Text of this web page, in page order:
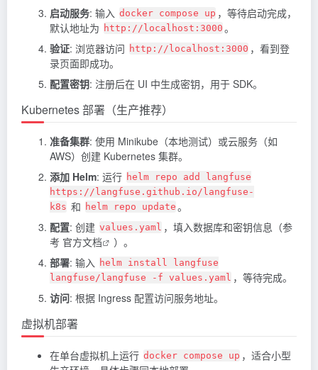
启动服务: 输入 docker compose up ，等待启动完成，
默认地址为 http://localhost:3000 。
验证: 浏览器访问 http://localhost:3000 ，看到登
录页面即成功。
配置密钥: 注册后在 UI 中生成密钥，用于 SDK。
Kubernetes 部署（生产推荐）
准备集群: 使用 Minikube（本地测试）或云服务（如
AWS）创建 Kubernetes 集群。
添加 Helm: 运行 helm repo add langfuse
https://langfuse.github.io/langfuse-
k8s 和 helm repo update 。
配置: 创建 values.yaml ，填入数据库和密钥信息（参
考 官方文档
）。
部署: 输入
helm install langfuse
langfuse/langfuse -f values.yaml ，等待完成。
访问: 根据 Ingress 配置访问服务地址。
虚拟机部署
在单台虚拟机上运行 docker compose up ，适合小型